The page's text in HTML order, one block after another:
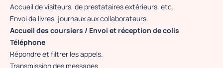
Accueil de visiteurs, de prestataires extérieurs, etc.
Envoi de livres, journaux aux collaborateurs.
Accueil des coursiers / Envoi et réception de colis
Téléphone
Répondre et filtrer les appels.
Transmission des messages